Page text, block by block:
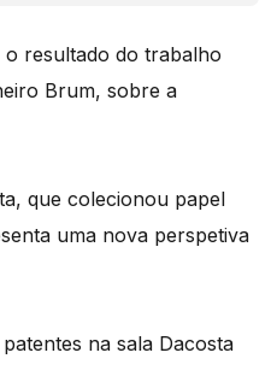
resultado do trabalho
Brum, sobre a
que colecionou papel
uma nova perspetiva
na sala Dacosta